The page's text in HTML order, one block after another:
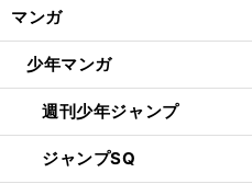
マンガ
少年マンガ
週刊少年ジャンプ
ジャンプSQ